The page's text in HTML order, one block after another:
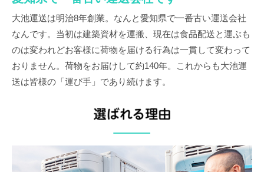
大池運送は明治8年創業。なんと愛知県で一番古い運送会社
なんです。当初は建築資材を運搬、現在は食品配送と運ぶも
のは変われどお客様に荷物を届ける行為は一貫して変わって
おりません。荷物をお届けして約140年。これからも大池運
送は皆様の「運び手」であり続けます。